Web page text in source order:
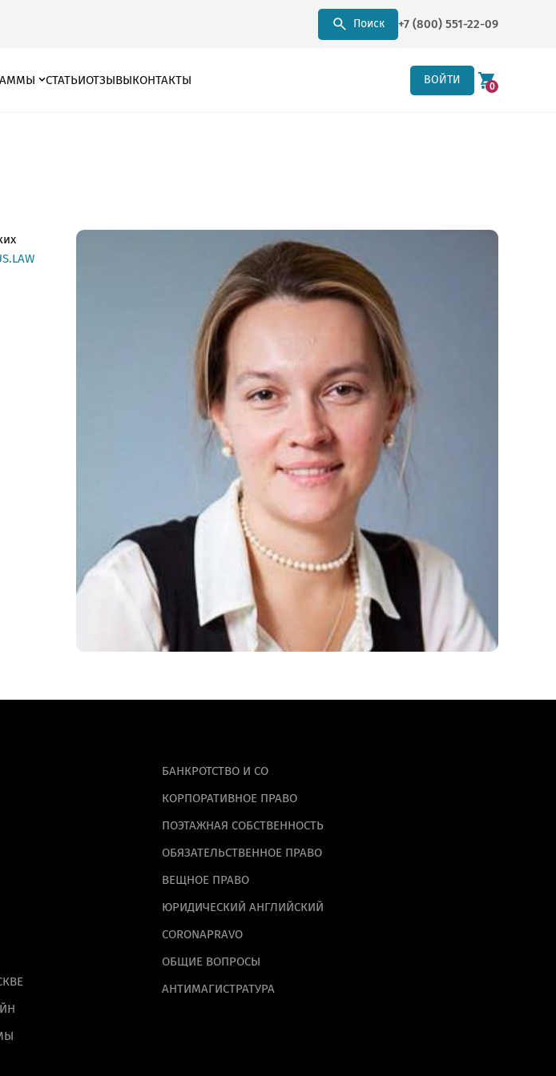
Поиск +7 (800) 551-22-09
СТАТЬИОТЗЫВЫКОНТАКТЫ ВОЙТИ 0
работе с сайтом
ошибку?
на обработку персональных данных на
БАНКРОТСТВО И СО
КОРПОРАТИВНОЕ ПРАВО
ПОЭТАЖНАЯ СОБСТВЕННОСТЬ
ОБЯЗАТЕЛЬСТВЕННОЕ ПРАВО
ВЕЩНОЕ ПРАВО
ЮРИДИЧЕСКИЙ АНГЛИЙСКИЙ
CORONAPRAVO
ОБЩИЕ ВОПРОСЫ
АНТИМАГИСТРАТУРА